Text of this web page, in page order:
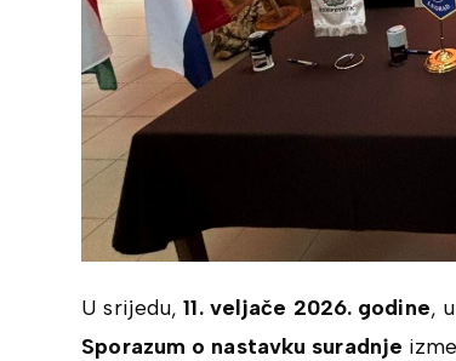
U srijedu,11. veljače 2026. godine,
Sporazum o nastavku suradnje